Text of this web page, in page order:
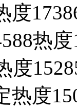
度
热度
度
热度